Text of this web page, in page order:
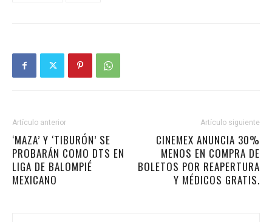
Artículo anterior
‘MAZA’ Y ‘TIBURÓN’ SE
PROBARÁN COMO DTS EN
LIGA DE BALOMPIÉ
MEXICANO
Artículo siguiente
CINEMEX ANUNCIA 30%
MENOS EN COMPRA DE
BOLETOS POR REAPERTURA
Y MÉDICOS GRATIS.